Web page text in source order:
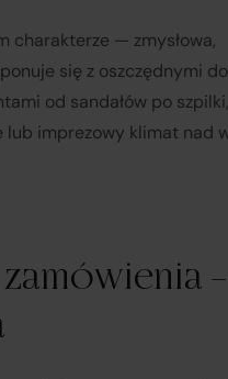
charakterze — zmysłowa,
się z oszczędnymi
od sandałów po
imprezowy klimat nad